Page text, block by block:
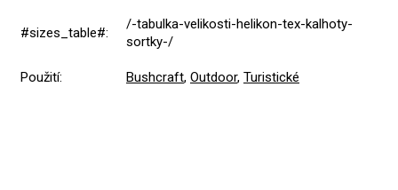
#sizes_table#:
/-tabulka-velikosti-helikon-tex-kalhoty-
sortky-/
Použití: Bushcraft, Outdoor, Turistické